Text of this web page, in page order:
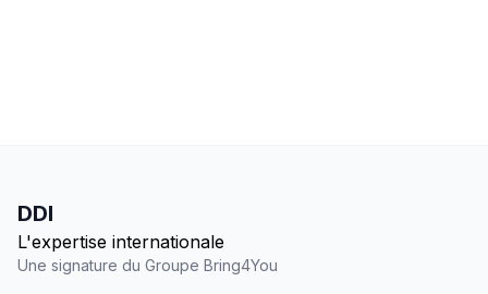
DDI
L'expertise internationale
Une signature du Groupe Bring4You